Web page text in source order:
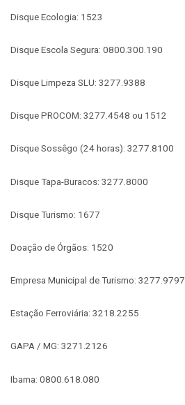
Disque Ecologia: 1523
Disque Escola Segura: 0800.300.190
Disque Limpeza SLU: 3277.9388
Disque PROCOM: 3277.4548 ou 1512
Disque Sossêgo (24 horas): 3277.8100
Disque Tapa-Buracos: 3277.8000
Disque Turismo: 1677
Doação de Órgãos: 1520
Empresa Municipal de Turismo: 3277.9797
Estação Ferroviária: 3218.2255
GAPA / MG: 3271.2126
Ibama: 0800.618.080